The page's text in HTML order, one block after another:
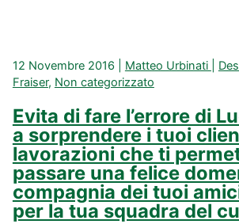
12 Novembre 2016 Matteo Urbinati
Fraiser, Non categorizzato
Evita di fare l’errore di
a sorprendere i tuoi
lavorazioni che ti
passare una felice
compagnia dei tuoi
per la tua squadra del